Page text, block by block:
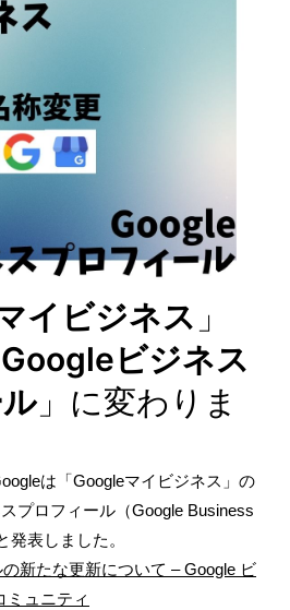
イビジネス 」
Googleビジネス
」に変わりま
は「Googleマイビジネス」の
プロフィール（Google Business
発表しました。
新たな更新について – Google ビ
ミュニティ